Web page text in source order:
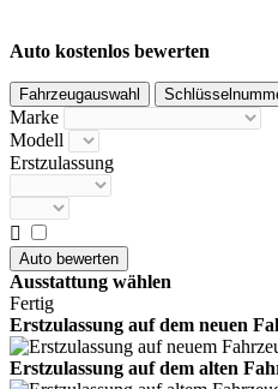
Auto kostenlos bewerten
Fahrzeugauswahl
Marke
Modell
Erstzulassung

Ausstattung wählen
Fertig
Erstzulassung auf dem neuen
Erstzulassung auf dem alten